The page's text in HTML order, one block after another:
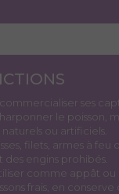
ses
le poisson,
ou artificiels.
filets, armes à feu
engins prohibés.
comme appât ou
frais, en conserve